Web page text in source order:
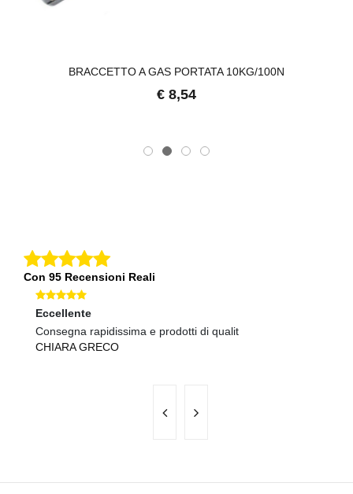
BRACCETTO A GAS PORTATA 10KG/100N
€ 8,54
Con 95 Recensioni Reali
Eccellente
Consegna rapidissima e prodotti di qualit
CHIARA GRECO